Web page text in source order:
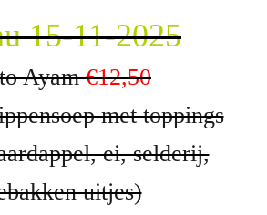
15-11-2025
Ayam€12,50
met toppings
ei, selderij,
uitjes)